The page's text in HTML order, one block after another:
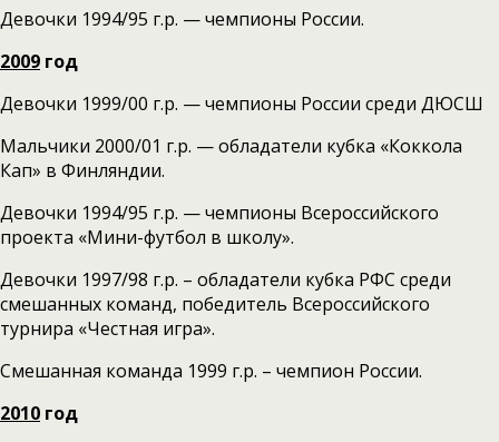
Девочки 1994/95 г.р. — чемпионы России.
2009 год
Девочки 1999/00 г.р. — чемпионы России среди ДЮСШ
Мальчики 2000/01 г.р. — обладатели кубка «Коккола
Кап» в Финляндии.
Девочки 1994/95 г.р. — чемпионы Всероссийского
проекта «Мини-футбол в школу».
Девочки 1997/98 г.р. – обладатели кубка РФС среди
смешанных команд, победитель Всероссийского
турнира «Честная игра».
Смешанная команда 1999 г.р. – чемпион России.
2010 год